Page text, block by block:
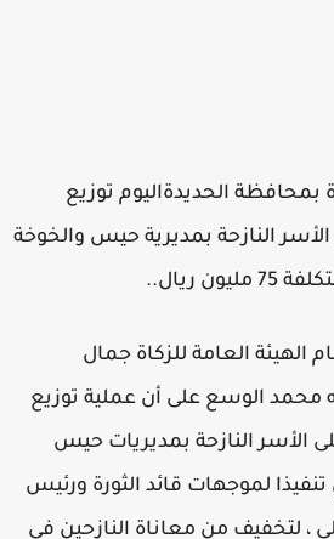
الحديدةاليوم توزيع
النازحة بمديرية حيس والخوخة
العامة للزكاة جمال
الوسع على أن عملية توزيع
النازحة بمديريات حيس
لموجهات قائد الثورة ورئيس
من معاناة النازحين في